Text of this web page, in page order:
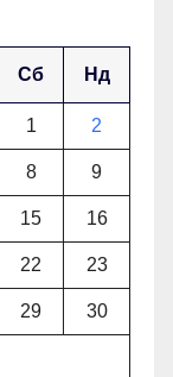
Сб Нд
1 2
8 9
15 16
22 23
29 30